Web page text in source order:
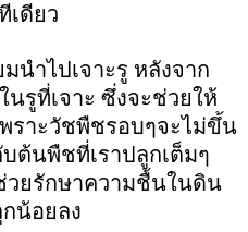
เดียว
ไปเจาะรู หลังจาก
รูที่เจาะ ซึ่งจะช่วยให้
ราะวัชพืชรอบๆจะไม่ขึ้น
ต้นพืชที่เราปลูกเต็มๆ
วยรักษาความชื้นในดิน
น้อยลง